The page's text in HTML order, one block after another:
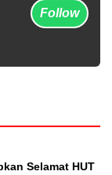
Follow
Selamat HUT